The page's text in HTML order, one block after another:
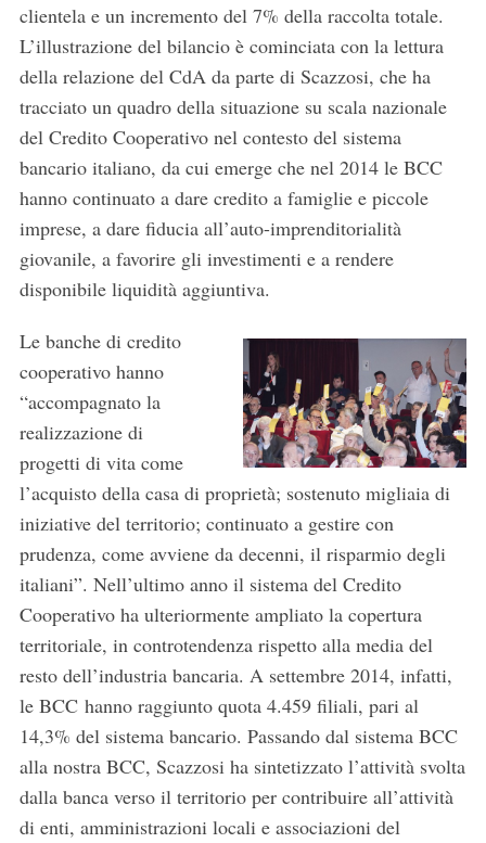
clientela e un incremento del 7% della raccolta totale.
L’illustrazione del bilancio è cominciata con la lettura
della relazione del CdA da parte di Scazzosi, che ha
tracciato un quadro della situazione su scala nazionale
del Credito Cooperativo nel contesto del sistema
bancario italiano, da cui emerge che nel 2014 le BCC
hanno continuato a dare credito a famiglie e piccole
imprese, a dare fiducia all’auto-imprenditorialità
giovanile, a favorire gli investimenti e a rendere
disponibile liquidità aggiuntiva.
Le banche di credito
cooperativo hanno
“accompagnato la
realizzazione di
progetti di vita come
l’acquisto della casa di proprietà; sostenuto migliaia di
iniziative del territorio; continuato a gestire con
prudenza, come avviene da decenni, il risparmio degli
italiani”. Nell’ultimo anno il sistema del Credito
Cooperativo ha ulteriormente ampliato la copertura
territoriale, in controtendenza rispetto alla media del
resto dell’industria bancaria. A settembre 2014, infatti,
le BCC hanno raggiunto quota 4.459 filiali, pari al
14,3% del sistema bancario. Passando dal sistema BCC
alla nostra BCC, Scazzosi ha sintetizzato l’attività svolta
dalla banca verso il territorio per contribuire all’attività
di enti, amministrazioni locali e associazioni del